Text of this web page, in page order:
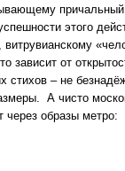
этого
витрувианскому
зависит от
стихов – не
А чисто
через образы метро: